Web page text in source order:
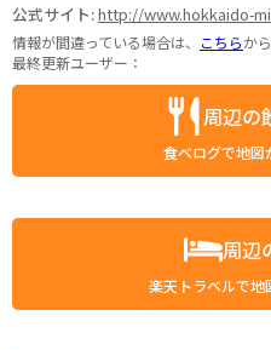
公式サイト:http://www.hokkaido-
情報が間違っている場合は、 こちらか
最終更新ユーザー：
周辺の
食べログで地図
周辺
楽天トラベルで地